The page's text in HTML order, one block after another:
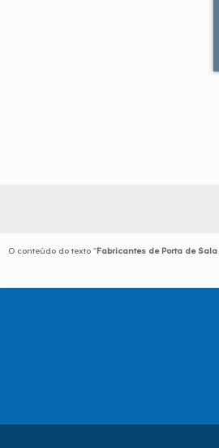
O conteúdo do texto "Fabricantes de Porta de